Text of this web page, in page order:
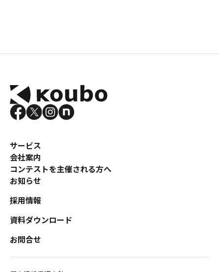
サービス
会社案内
コンテストを主催される方へ
お知らせ
採用情報
資料ダウンロード
お問合せ